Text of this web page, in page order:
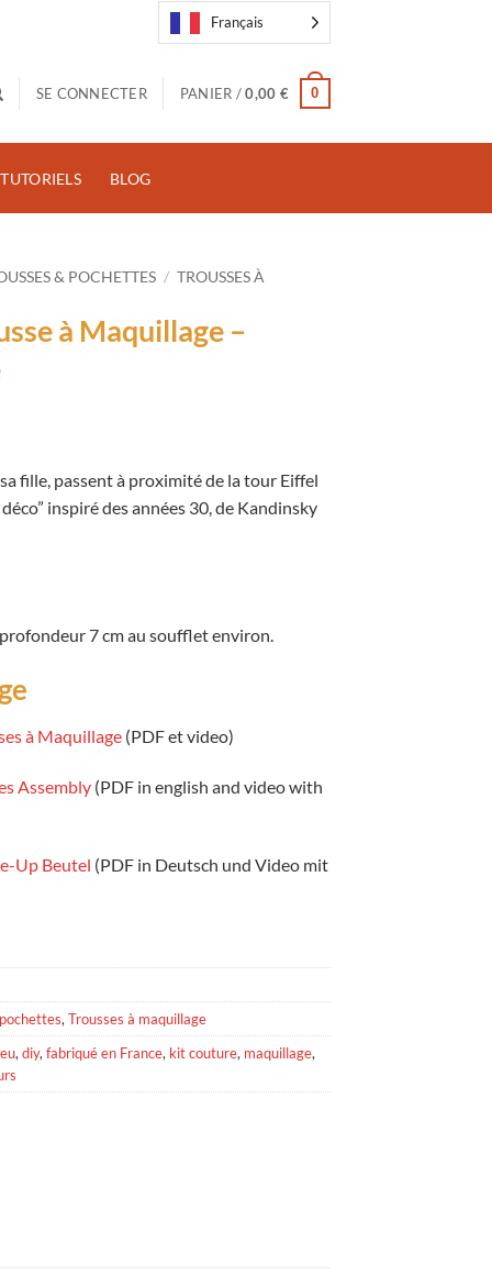
Français
SE CONNECTER PANIER /0,00 € 0
TUTORIELS BLOG
& POCHETTES / TROUSSES À
à Maquillage –
fille, passent à proximité de la tour Eiffel
inspiré des années 30, de Kandinsky
7 cm au soufflet environ.
à Maquillage (PDF et video)
Assembly (PDF in english and video with
Up Beutel (PDF in Deutsch und Video mit
,Trousses à maquillage
,diy,fabriqué en France, kit couture, maquillage,